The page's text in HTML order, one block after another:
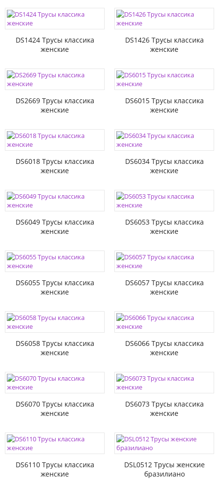
DS1424 Трусы классика
женские
DS1426 Трусы классика
женские
DS2669 Трусы классика
женские
DS6015 Трусы классика
женские
DS6018 Трусы классика
женские
DS6034 Трусы классика
женские
DS6049 Трусы классика
женские
DS6053 Трусы классика
женские
DS6055 Трусы классика
женские
DS6057 Трусы классика
женские
DS6058 Трусы классика
женские
DS6066 Трусы классика
женские
DS6070 Трусы классика
женские
DS6073 Трусы классика
женские
DS6110 Трусы классика
женские
DSL0512 Трусы женские
бразилиано